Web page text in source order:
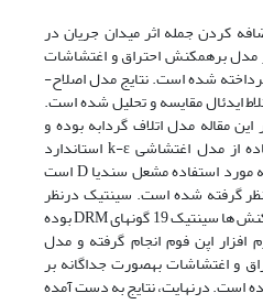
کردن جمله اثر میدان جریان در
مدل برهم‏کنش احتراق و اغتشاشات
واکنشگاه اختلاط‏ ایدئال (PSR) پرداخته شده است. نتایج مدل اصلاح­
ایدئال مقایسه و تحلیل شده است.
مقاله مدل اتلاف گردابه بوده و
میدان سیال مغشوش با استفاده از مدل اغتشاشی k-ε استاندارد
شبیه‏ سازی شده است. هندسه مورد استفاده مشعل سندیا D است
گرفته شده است. سینتیک درنظر
گرفته شده برای شبیه‏ سازی واکنش‏ ها سینتیک 19 گونه‏ای DRM بوده
اپن ‏فوم انجام گرفته و مدل
و اغتشاشات به­صورت جداگانه بر
است. درنهایت، نتایج به ­دست ­آمده